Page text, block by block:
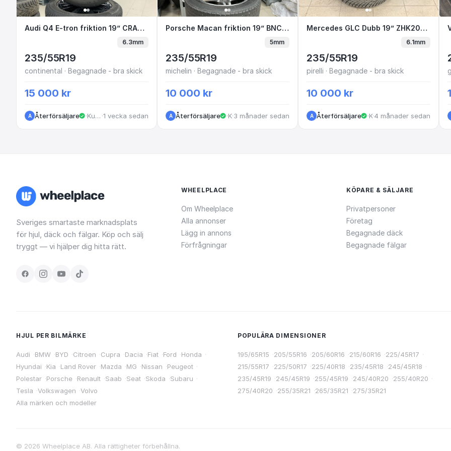
Audi Q4 E-tron friktion 19” CRA23Z G1-3
Audi Q4 E-tron friktion 19” CRA23Z G1-3
6.3mm
235/55R19
continental · Begagnade - bra skick
15 000 kr
A Återförsäljare · Kungälv ·1 vecka sedan
Porsche Macan friktion 19” BNC42S H1-8
Porsche Macan friktion 19” BNC42S H1-8
5mm
235/55R19
michelin · Begagnade - bra skick
10 000 kr
A Återförsäljare · Kungälv
·3 månader sedan
Mercedes GLC Dubb 19”Mercedes GLC Dubb 19” ZHK20G sålda A.V
6.1mm
235/55R19
pirelli · Begagnade - bra skick
10 000 kr
A Återförsäljare · Kungälv
·4 månader sedan
Sveriges smartaste marknadsplats
för hjul, däck och fälgar. Köp och sälj
tryggt — vi hjälper dig hitta rätt.
WHEELPLACE
Om Wheelplace
Alla annonser
Lägg in annons
Förfrågningar
KÖPARE & SÄLJARE
Privatpersoner
Företag
Begagnade däck
Begagnade fälgar
HJUL PER BILMÄRKE
Audi ·BMW ·BYD ·Citroen ·Cupra ·Dacia ·Fiat ·Ford ·Honda ·
Hyundai ·Kia ·Land Rover ·Mazda ·MG ·Nissan ·Peugeot ·
Polestar ·Porsche ·Renault ·Saab ·Seat ·Skoda ·Subaru ·
Tesla ·Volkswagen ·Volvo
Alla märken och modeller
POPULÄRA DIMENSIONER
195/65R15 ·205/55R16 ·205/60R16 ·215/60R16 ·225/45R17 ·
215/55R17 ·225/50R17 ·225/40R18 ·235/45R18 ·245/45R18 ·
235/45R19 ·245/45R19 ·255/45R19 ·245/40R20 ·255/40R20 ·
275/40R20 ·255/35R21 ·265/35R21 ·275/35R21
© 2026 Wheelplace AB. Alla rättigheter förbehållna.